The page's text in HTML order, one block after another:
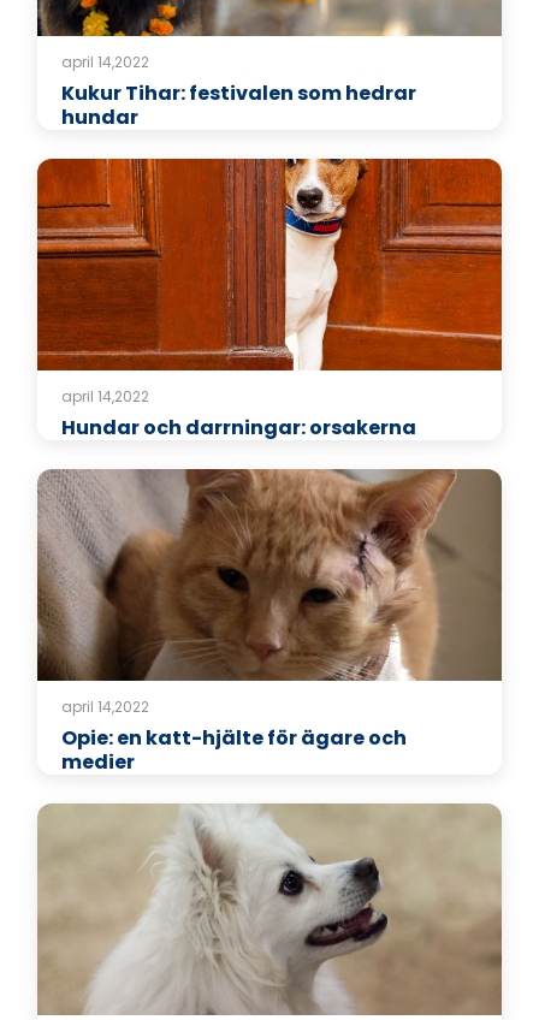
april 14,2022
Kukur Tihar: festivalen som hedrar
hundar
april 14,2022
Hundar och darrningar: orsakerna
april 14,2022
Opie: en katt-hjälte för ägare och
medier